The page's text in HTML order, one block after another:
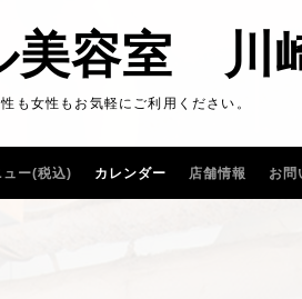
美容室
も女性もお気軽にご利用ください。
ュー(税込) カレンダー 店舗情報 お問